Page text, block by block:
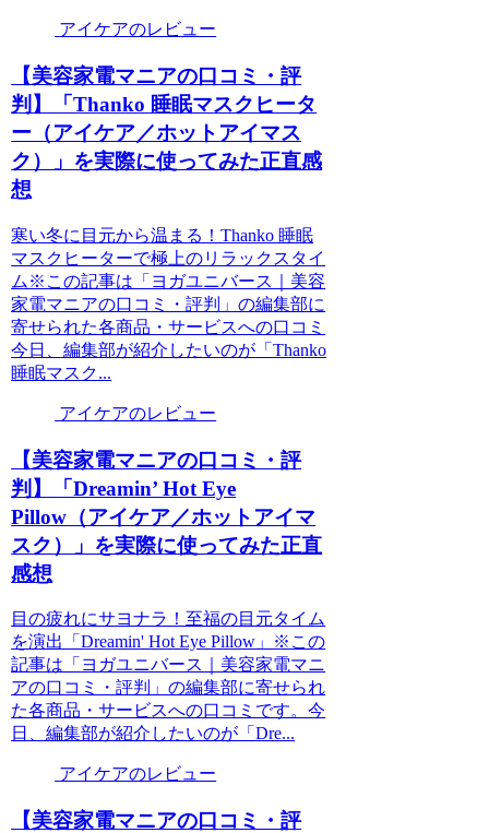
アイケアのレビュー
【美容家電マニアの口コミ・評
判】「Thanko 睡眠マスクヒータ
ー（アイケア／ホットアイマス
ク）」を実際に使ってみた正直感
想
寒い冬に目元から温まる！Thanko 睡眠
マスクヒーターで極上のリラックスタイ
ム※この記事は「ヨガユニバース｜美容
家電マニアの口コミ・評判」の編集部に
寄せられた各商品・サービスへの口コミ
今日、編集部が紹介したいのが「Thanko
睡眠マスク...
アイケアのレビュー
【美容家電マニアの口コミ・評
判】「Dreamin’ Hot Eye
Pillow（アイケア／ホットアイマ
スク）」を実際に使ってみた正直
感想
目の疲れにサヨナラ！至福の目元タイム
を演出「Dreamin' Hot Eye Pillow」※この
記事は「ヨガユニバース｜美容家電マニ
アの口コミ・評判」の編集部に寄せられ
た各商品・サービスへの口コミです。今
日、編集部が紹介したいのが「Dre...
アイケアのレビュー
【美容家電マニアの口コミ・評